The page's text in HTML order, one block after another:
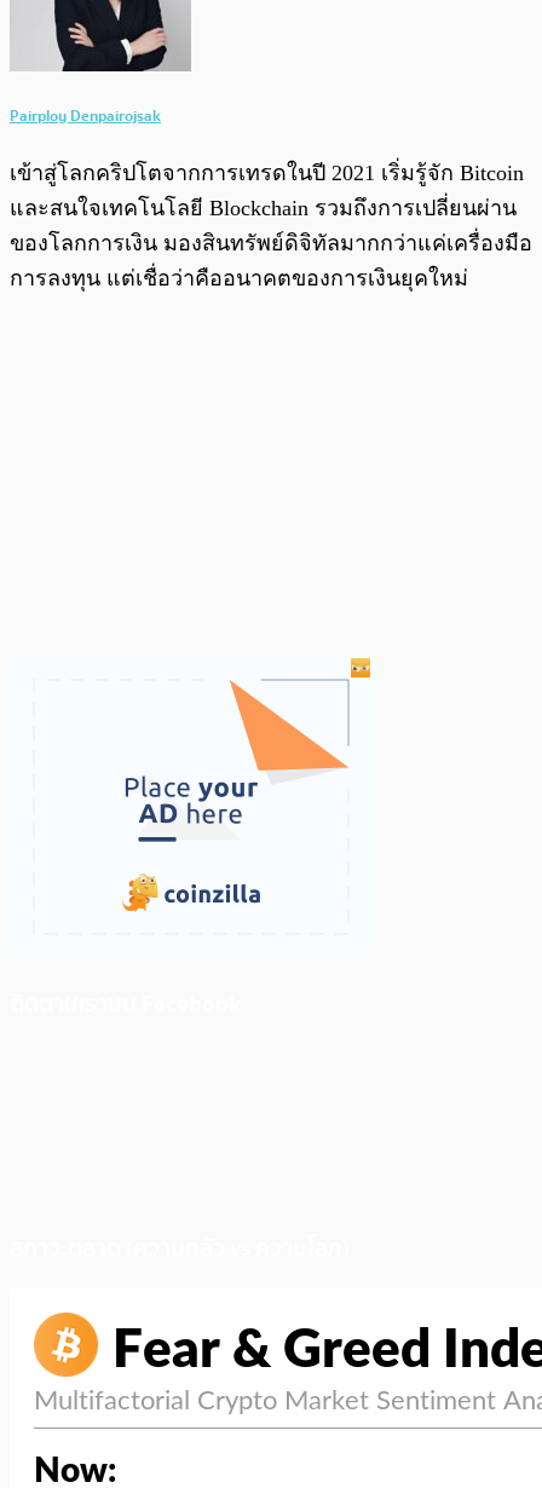
Pairploy Denpairojsak
เข้าสู่โลกคริปโตจากการเทรดในปี 2021 เริ่มรู้จัก Bitcoin
และสนใจเทคโนโลยี Blockchain รวมถึงการเปลี่ยนผ่าน
ของโลกการเงิน มองสินทรัพย์ดิจิทัลมากกว่าแค่เครื่องมือ
การลงทุน แต่เชื่อว่าคืออนาคตของการเงินยุคใหม่